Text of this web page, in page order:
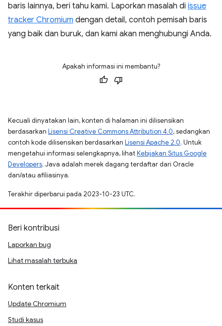
baris lainnya, beri tahu kami. Laporkan masalah di issue
tracker Chromium dengan detail, contoh pemisah baris
yang baik dan buruk, dan kami akan menghubungi Anda.
Apakah informasi ini membantu?
Kecuali dinyatakan lain, konten di halaman ini dilisensikan
berdasarkan Lisensi Creative Commons Attribution 4.0, sedangkan
contoh kode dilisensikan berdasarkan Lisensi Apache 2.0. Untuk
mengetahui informasi selengkapnya, lihatKebijakan Situs Google
Developers. Java adalah merek dagang terdaftar dari Oracle
dan/atau afiliasinya.
Terakhir diperbarui pada 2023-10-23 UTC.
Beri kontribusi
Laporkan bug
Lihat masalah terbuka
Konten terkait
Update Chromium
Studi kasus